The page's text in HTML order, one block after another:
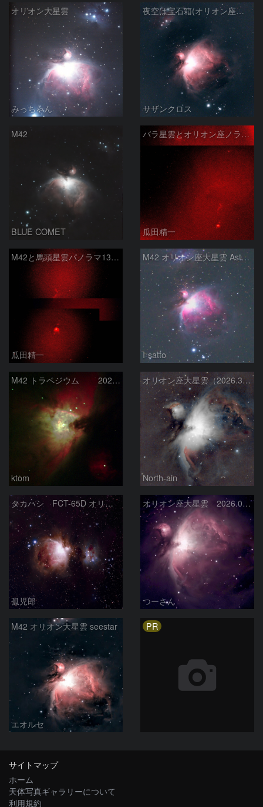
オリオン大星雲
みっちゃん
夜空は宝石箱(オリオン座大星雲 M42) Seestar50
サザンクロス
M42
BLUE COMET
バラ星雲とオリオン座ノラマ50mm
瓜田精一
M42と馬頭星雲パノラマ135mm
瓜田精一
M42 オリオン座大星雲 AstroTracer Type3の威力
I-satto
M42 トラペジウム 2026-3-14
ktom
オリオン座大星雲（2026.3.15）
North-ain
タカハシ FCT-65D オリオン大星雲
孤児郎
オリオン座大星雲 2026.01.13
つーさん
M42 オリオン大星雲 seestar
エオルセ
PR
サイトマップ
ホーム
天体写真ギャラリーについて
利用規約